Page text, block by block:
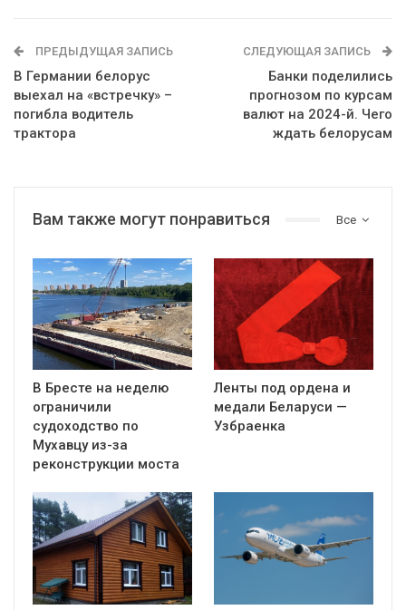
ПРЕДЫДУЩАЯ ЗАПИСЬ
В Германии белорус
выехал на «встречку» –
погибла водитель
трактора
СЛЕДУЮЩАЯ ЗАПИСЬ
Банки поделились
прогнозом по курсам
валют на 2024-й. Чего
ждать белорусам
Все
Вам также могут понравиться
В Бресте на неделю
ограничили
судоходство по
Мухавцу из-за
реконструкции моста
Ленты под ордена и
медали Беларуси —
Узбраенка